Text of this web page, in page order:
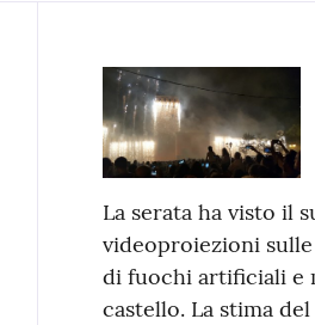
Contenuto
La serata ha visto il
videoproiezioni
di fuochi artificiali e
castello. La stima